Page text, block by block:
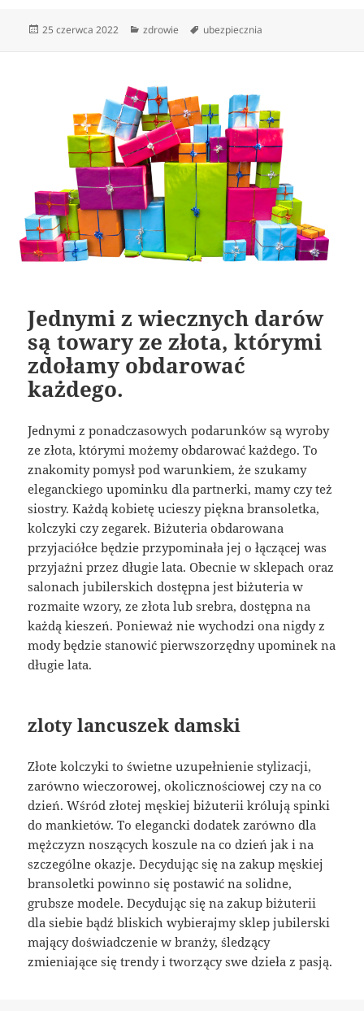
Data
25 czerwca 2022 Kategorie
zdrowie Tagi
ubezpiecznia
Jednymi z wiecznych darów
są towary ze złota, którymi
zdołamy obdarować
każdego.
Jednymi z ponadczasowych podarunków są wyroby
ze złota, którymi możemy obdarować każdego. To
znakomity pomysł pod warunkiem, że szukamy
eleganckiego upominku dla partnerki, mamy czy też
siostry. Każdą kobietę ucieszy piękna bransoletka,
kolczyki czy zegarek. Biżuteria obdarowana
przyjaciółce będzie przypominała jej o łączącej was
przyjaźni przez długie lata. Obecnie w sklepach oraz
salonach jubilerskich dostępna jest biżuteria w
rozmaite wzory, ze złota lub srebra, dostępna na
każdą kieszeń. Ponieważ nie wychodzi ona nigdy z
mody będzie stanowić pierwszorzędny upominek na
długie lata.
zloty lancuszek damski
Złote kolczyki to świetne uzupełnienie stylizacji,
zarówno wieczorowej, okolicznościowej czy na co
dzień. Wśród złotej męskiej biżuterii królują spinki
do mankietów. To elegancki dodatek zarówno dla
mężczyzn noszących koszule na co dzień jak i na
szczególne okazje. Decydując się na zakup męskiej
bransoletki powinno się postawić na solidne,
grubsze modele. Decydując się na zakup biżuterii
dla siebie bądź bliskich wybierajmy sklep jubilerski
mający doświadczenie w branży, śledzący
zmieniające się trendy i tworzący swe dzieła z pasją.